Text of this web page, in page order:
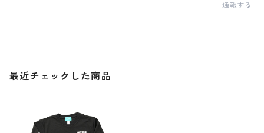
通報する
最近チェックした商品